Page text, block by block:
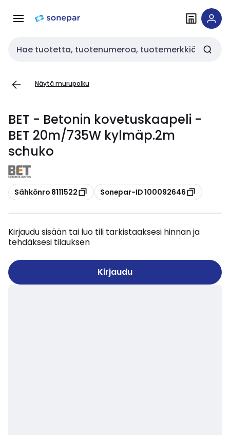
navigointiinsisältöön
Haku
Näytä murupolku
BET - Betonin kovetuskaapeli -
BET 20m/735W kylmäp.2m
schuko
Kopioi
Sähkönro 8111522 Kopioi
Sonepar-ID 100092646
Kirjaudu sisään tai luo tili tarkistaaksesi hinnan ja
tehdäksesi tilauksen
Kirjaudu